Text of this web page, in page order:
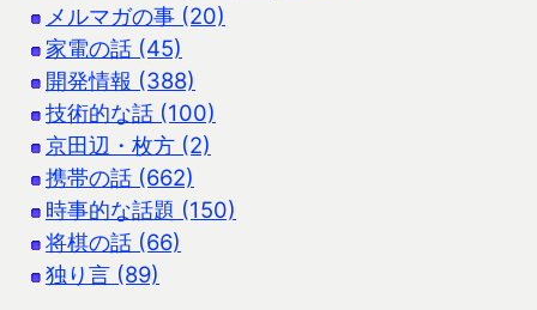
メルマガの事 (20)
家電の話 (45)
開発情報 (388)
技術的な話 (100)
京田辺・枚方 (2)
携帯の話 (662)
時事的な話題 (150)
将棋の話 (66)
独り言 (89)